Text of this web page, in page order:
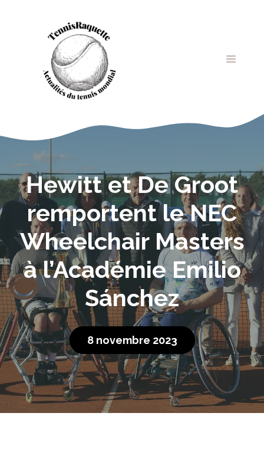
MENU
Hewitt et De Groot
remportent le NEC
Wheelchair Masters
à l’Académie Emilio
Sánchez
8 novembre 2023